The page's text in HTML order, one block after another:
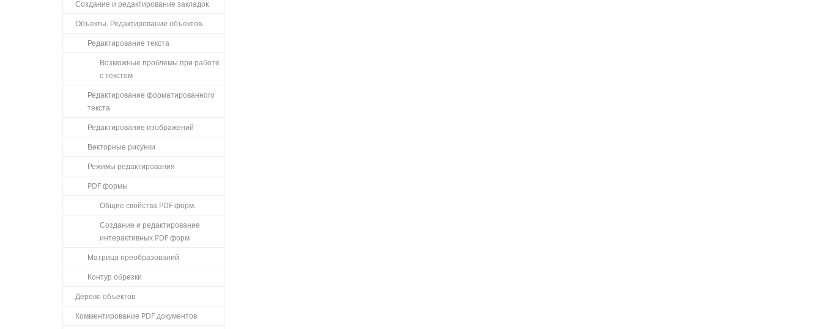
Создание и редактирование закладок
Объекты. Редактирование объектов.
Редактирование текста
Возможные проблемы при работе
с текстом
Редактирование форматированного
текста
Редактирование изображений
Векторные рисунки
Режимы редактирования
PDF формы
Общие свойства PDF форм.
Создание и редактирование
интерактивных PDF форм
Матрица преобразований
Контур обрезки
Дерево объектов
Комментирование PDF документов